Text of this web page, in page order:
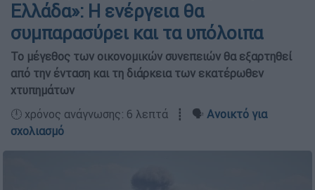
Ελλάδα»: Η ενέργεια θα
συμπαρασύρει και τα υπόλοιπα
Το μέγεθος των οικονομικών συνεπειών θα εξαρτηθεί
από την ένταση και τη διάρκεια των εκατέρωθεν
χτυπημάτων
🕛 χρόνος ανάγνωσης: 6 λεπτά ┋ 🗣️ Ανοικτό για
σχολιασμό